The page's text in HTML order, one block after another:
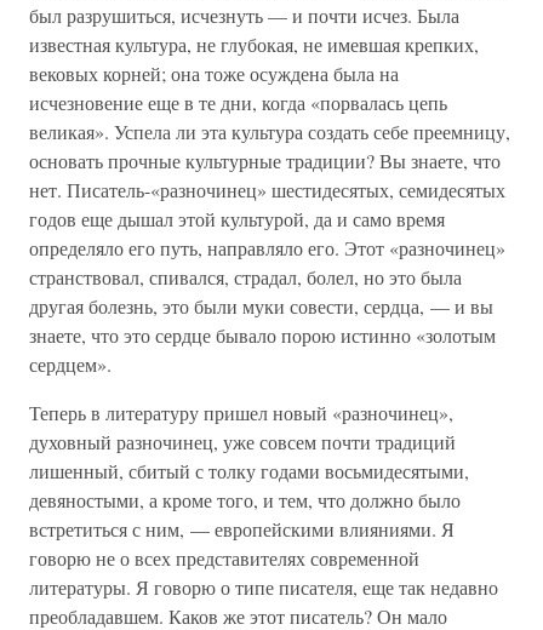
был разрушиться, исчезнуть — и почти исчез. Была
известная культура, не глубокая, не имевшая крепких,
вековых корней; она тоже осуждена была на
исчезновение еще в те дни, когда «порвалась цепь
великая». Успела ли эта культура создать себе преемницу,
основать прочные культурные традиции? Вы знаете, что
нет. Писатель-«разночинец» шестидесятых, семидесятых
годов еще дышал этой культурой, да и само время
определяло его путь, направляло его. Этот «разночинец»
странствовал, спивался, страдал, болел, но это была
другая болезнь, это были муки совести, сердца, — и вы
знаете, что это сердце бывало порою истинно «золотым
сердцем».
Теперь в литературу пришел новый «разночинец»,
духовный разночинец, уже совсем почти традиций
лишенный, сбитый с толку годами восьмидесятыми,
девяностыми, а кроме того, и тем, что должно было
встретиться с ним, — европейскими влияниями. Я
говорю не о всех представителях современной
литературы. Я говорю о типе писателя, еще так недавно
преобладавшем. Каков же этот писатель? Он мало